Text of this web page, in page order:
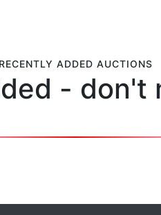
RECENTLY ADDED AUCTIONS
- don't